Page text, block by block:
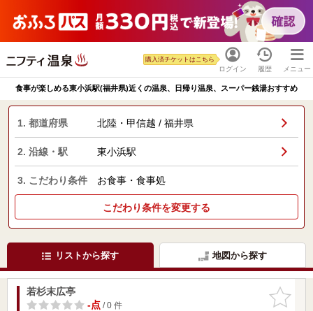
ログイン
購入済チケットはこちら
履歴 メニュー
食事が楽しめる東小浜駅(福井県)近くの温泉、日帰り温泉、スーパー銭湯おすすめ
1. 都道府県 北陸・甲信越 / 福井県
2. 沿線・駅 東小浜駅
3. こだわり条件 お食事・食事処
こだわり条件を変更する
リストから探す 地図から探す
お気に入
りに追加
若杉末広亭
-点/ 0 件